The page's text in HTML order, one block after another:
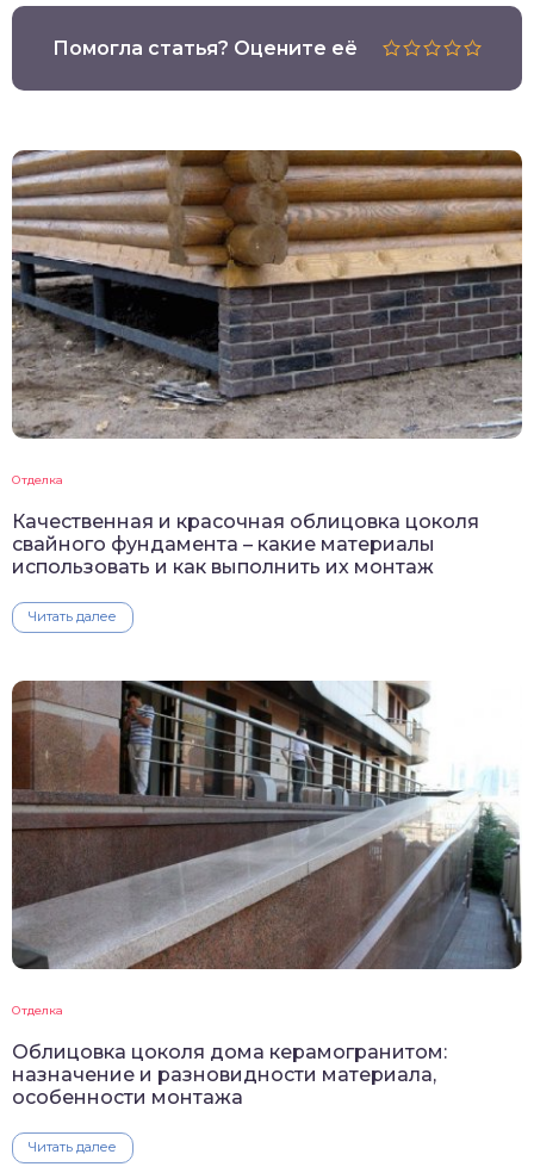
Помогла статья? Оцените её
Отделка
Качественная и красочная облицовка цоколя
свайного фундамента – какие материалы
использовать и как выполнить их монтаж
Читать далее
Отделка
Облицовка цоколя дома керамогранитом:
назначение и разновидности материала,
особенности монтажа
Читать далее